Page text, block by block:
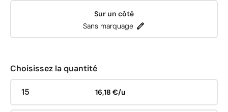
Sur un côté
Sans marquage
Choisissez la quantité
15 16,18 €/u